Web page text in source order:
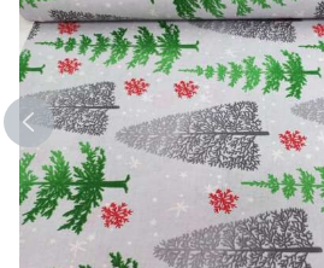
Previous